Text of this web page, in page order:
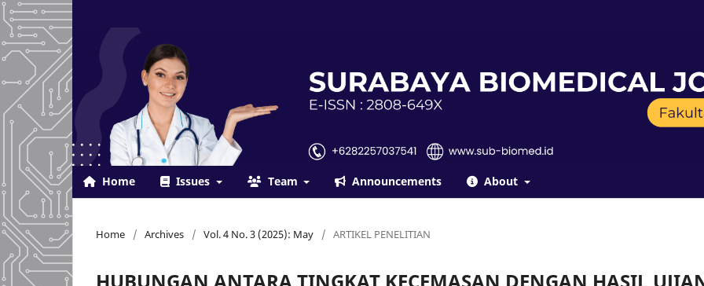
Home Issues Team Announcements About
Home / Archives / Vol. 4 No. 3 (2025): May / ARTIKEL PENELITIAN
HUBUNGAN ANTARA TINGKAT KECEMASAN DENGAN HASIL